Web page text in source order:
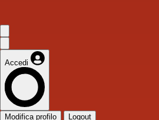
Accedi
Modifica profilo Logout